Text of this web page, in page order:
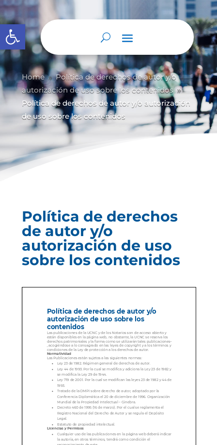
Abrir barra de herramientas
Home 9 Política de derechos de autor y/o
autorización de uso sobre los contenidos 9
Política de derechos de autor y/o autorización
de uso sobre los contenidos
Política de derechos
de autor y/o
autorización de uso
sobre los contenidos